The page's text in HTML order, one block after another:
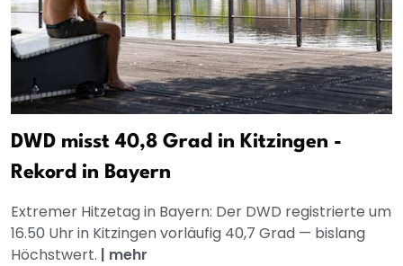
DWD misst 40,8 Grad in Kitzingen -
Rekord in Bayern
Extremer Hitzetag in Bayern: Der DWD registrierte um
16.50 Uhr in Kitzingen vorläufig 40,7 Grad — bislang
Höchstwert. | mehr